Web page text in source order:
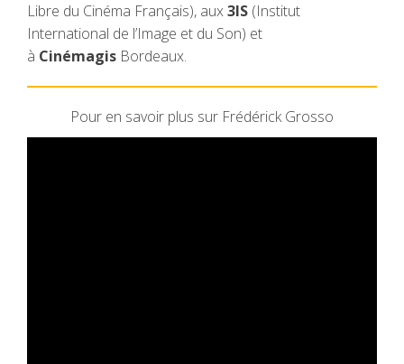
Libre du Cinéma Français), aux3IS (Institut
International de l’Image et du Son) et
à Cinémagis Bordeaux.
Pour en savoir plus sur Frédérick Grosso